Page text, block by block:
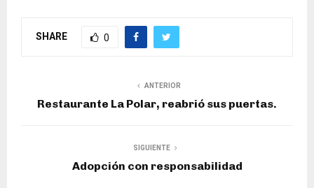
SHARE 0
ANTERIOR
Restaurante La Polar, reabrió sus puertas.
SIGUIENTE
Adopción con responsabilidad